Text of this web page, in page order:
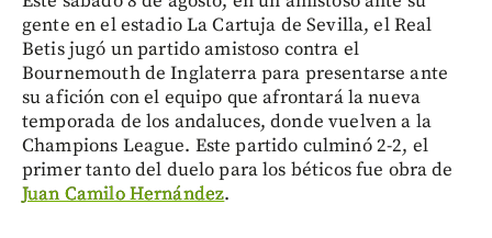
gente en el estadio La Cartuja de Sevilla, el Real
Betis jugó un partido amistoso contra el
Bournemouth de Inglaterra para presentarse ante
su afición con el equipo que afrontará la nueva
temporada de los andaluces, donde vuelven a la
Champions League. Este partido culminó 2-2, el
primer tanto del duelo para los béticos fue obra de
Juan Camilo Hernández.